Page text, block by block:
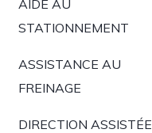
AIDE AU
STATIONNEMENT
ASSISTANCE AU
FREINAGE
DIRECTION ASSISTÉE